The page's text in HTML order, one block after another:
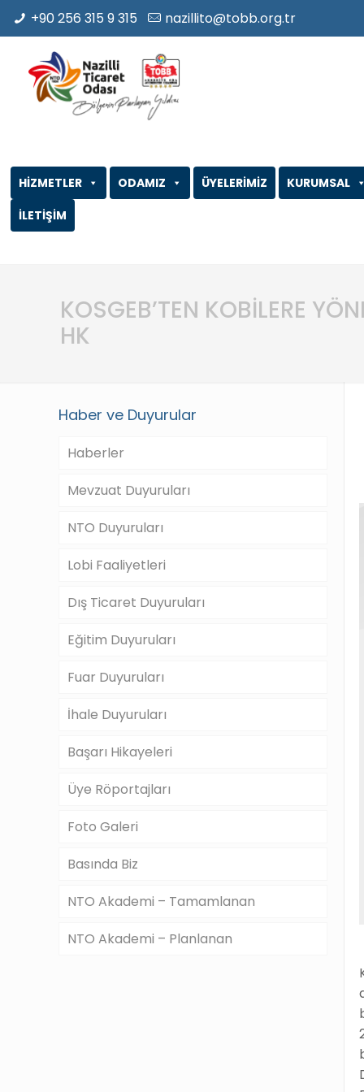
+90 256 315 9 315 nazillito@tobb.org.tr
ODAMIZ
HİZMETLER ÜYELERİMİZ
KURUMSAL
İLETİŞİM
KOSGEB’TEN KOBİLERE
HK
Haber ve Duyurular
Haberler
Mevzuat Duyuruları
NTO Duyuruları
Lobi Faaliyetleri
Dış Ticaret Duyuruları
Eğitim Duyuruları
Fuar Duyuruları
İhale Duyuruları
Başarı Hikayeleri
Üye Röportajları
Foto Galeri
Basında Biz
NTO Akademi – Tamamlanan
NTO Akademi – Planlanan